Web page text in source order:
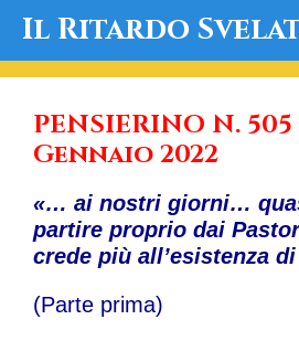
Il Ritardo
PENSIERINO N.
Gennaio 2022
«… ai nostri giorni…
partire proprio dai
crede più all’esistenza
(Parte prima)